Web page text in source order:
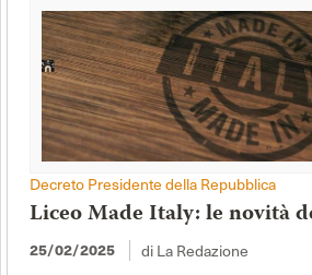
Decreto Presidente della Repubblica
Liceo Made Italy: le novità
25/02/2025 di La Redazione